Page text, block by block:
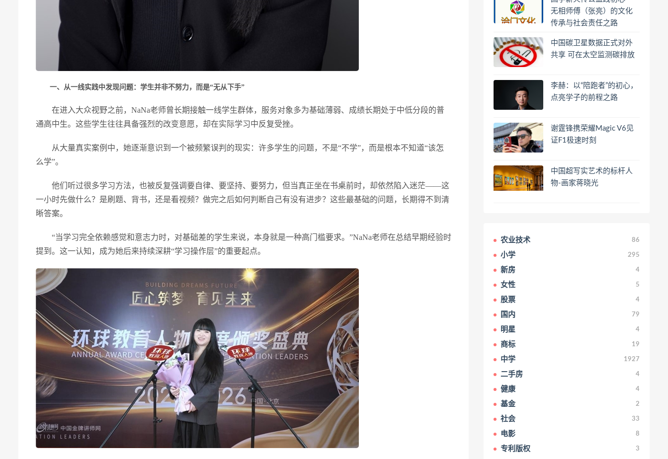
一、从一线实践中发现问题：学生并非不努力，而是“无从下手”
在进入大众视野之前，NaNa老师曾长期接触一线学生群体，服务对象多为基础薄弱、成绩长期处于中低分段的普
通高中生。这些学生往往具备强烈的改变意愿，却在实际学习中反复受挫。
从大量真实案例中，她逐渐意识到一个被频繁误判的现实：许多学生的问题，不是“不学”，而是根本不知道“该怎
么学”。
他们听过很多学习方法，也被反复强调要自律、要坚持、要努力，但当真正坐在书桌前时，却依然陷入迷茫——这
一小时先做什么？是刷题、背书，还是看视频？做完之后如何判断自己有没有进步？这些最基础的问题，长期得不到清
晰答案。
“当学习完全依赖感觉和意志力时，对基础差的学生来说，本身就是一种高门槛要求。”NaNa老师在总结早期经验时
提到。这一认知，成为她后来持续深耕“学习操作层”的重要起点。
无相师傅（张亮）的文化
传承与社会责任之路
中国碳卫星数据正式对外
共享 可在太空监测碳排放
李赫：以“陪跑者”的初心，
点亮学子的前程之路
谢霆锋携荣耀Magic V6见
证F1极速时刻
中国超写实艺术的标杆人
物-画家蒋晓光
农业技术 86
小学 295
新房 4
女性 5
股票 4
国内 79
明星 4
商标 19
中学 1927
二手房 4
健康 4
基金 2
社会 33
电影 8
专利版权 3